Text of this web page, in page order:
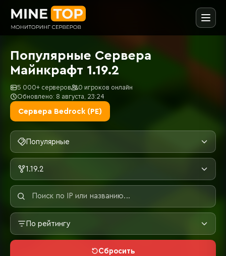
Популярные Сервера
Майнкрафт 1.19.2
5 000+ серверов
0 игроков онлайн
Обновлено: 8 августа, 23:24
Сервера Bedrock (PE)
Популярные
1.19.2
По рейтингу
Сбросить